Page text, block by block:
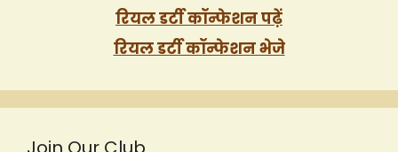
रियल डर्टी कॉन्फेशन पढ़ें
रियल डर्टी कॉन्फेशन भेजे